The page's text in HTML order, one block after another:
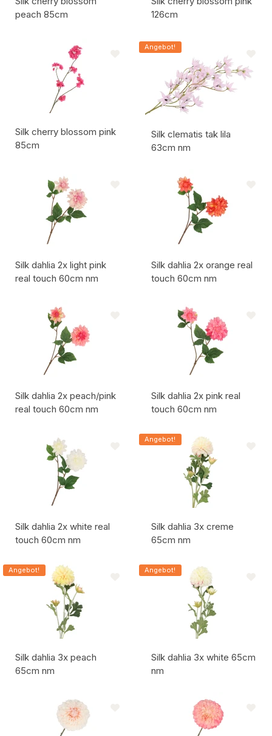
peach 85cm
126cm
Artikelcode:
Silk cherry blossom pink
85cm
Angebot!
Silk clematis tak lila
63cm nm
Artikelcode:
Silk dahlia 2x light pink
real touch 60cm nm
Artikelcode:
Silk dahlia 2x orange real
touch 60cm nm
Artikelcode:
Silk dahlia 2x peach/pink
real touch 60cm nm
Silk dahlia 2x pink real
touch 60cm nm
Artikelcode:
Silk dahlia 2x white real
touch 60cm nm
Artikelcode:
Angebot!
Silk dahlia 3x creme
65cm nm
Artikelcode:
Angebot!
Silk dahlia 3x peach
65cm nm
Angebot!
Silk dahlia 3x white 65cm
nm